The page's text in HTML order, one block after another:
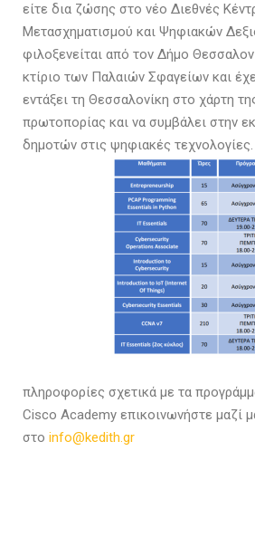
είτε δια ζώσης στο νέο Διεθνές
Μετασχηματισμού και Ψηφιακών
φιλοξενείται από τον Δήμο
κτίριο των Παλαιών Σφαγείων και
εντάξει τη Θεσσαλονίκη στο χάρτη
πρωτοπορίας και να συμβάλει στην
δημοτών στις ψηφιακές τεχνολογίες.
πληροφορίες σχετικά με τα
Cisco Academy επικοινωνήστε μαζί
στο info@kedith.gr